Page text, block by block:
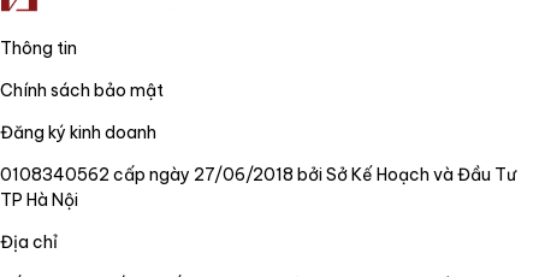
Thông tin
Chính sách bảo mật
Đăng ký kinh doanh
0108340562 cấp ngày 27/06/2018 bởi Sở Kế Hoạch và Đầu Tư
TP Hà Nội
Địa chỉ